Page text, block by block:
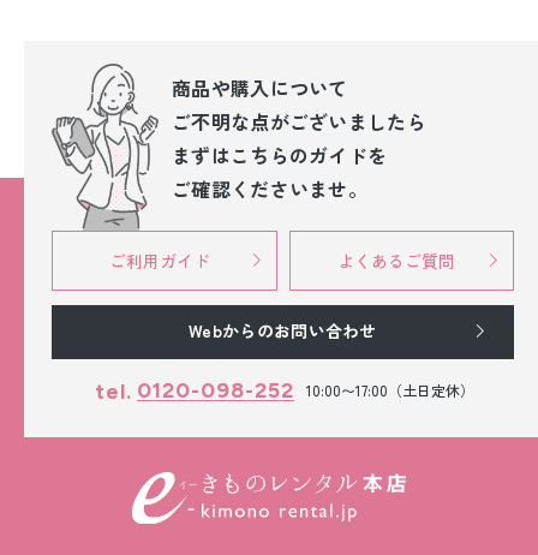
商品や購入について
ご不明な点がございましたら
まずはこちらのガイドを
ご確認くださいませ。
ご利用ガイド よくあるご質問
Webからのお問い合わせ
tel. 0120-098-252 10:00〜17:00（土日定休）